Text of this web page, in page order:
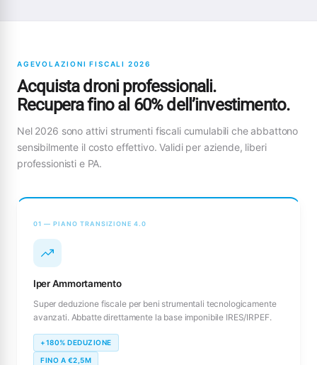
AGEVOLAZIONI FISCALI 2026
Acquista droni professionali.
Recupera fino al 60% dell’investimento.
Nel 2026 sono attivi strumenti fiscali cumulabili che abbattono
sensibilmente il costo effettivo. Validi per aziende, liberi
professionisti e PA.
01 — PIANO TRANSIZIONE 4.0
Iper Ammortamento
Super deduzione fiscale per beni strumentali tecnologicamente
avanzati. Abbatte direttamente la base imponibile IRES/IRPEF.
+180% DEDUZIONE
FINO A €2,5M